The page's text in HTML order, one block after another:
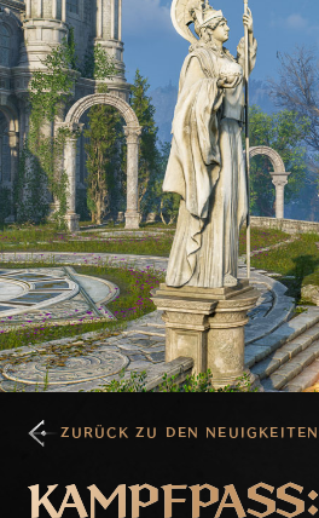
ZURÜCK ZU DEN NEUIGKEITEN
KAMPFPASS: